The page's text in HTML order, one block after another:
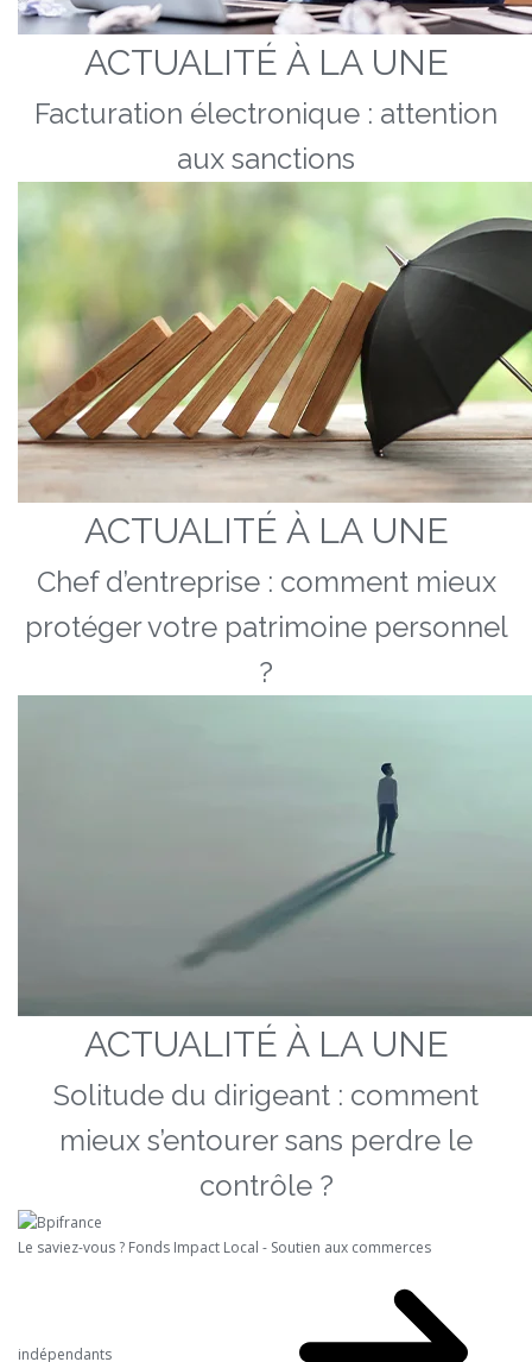
ACTUALITÉ À LA UNE
Facturation électronique : attention
aux sanctions
ACTUALITÉ À LA UNE
Chef d’entreprise : comment mieux
protéger votre patrimoine personnel
?
ACTUALITÉ À LA UNE
Solitude du dirigeant : comment
mieux s’entourer sans perdre le
contrôle ?
Le saviez-vous ? Fonds Impact Local - Soutien aux commerces
indépendants